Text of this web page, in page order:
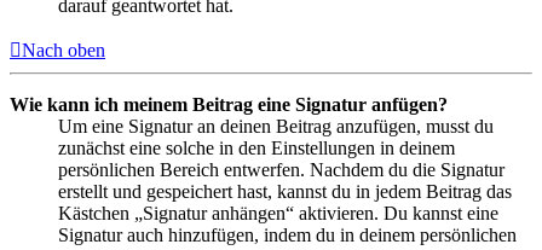
darauf geantwortet hat.
Nach oben
Wie kann ich meinem Beitrag eine Signatur anfügen?
Um eine Signatur an deinen Beitrag anzufügen, musst du
zunächst eine solche in den Einstellungen in deinem
persönlichen Bereich entwerfen. Nachdem du die Signatur
erstellt und gespeichert hast, kannst du in jedem Beitrag das
Kästchen „Signatur anhängen“ aktivieren. Du kannst eine
Signatur auch hinzufügen, indem du in deinem persönlichen